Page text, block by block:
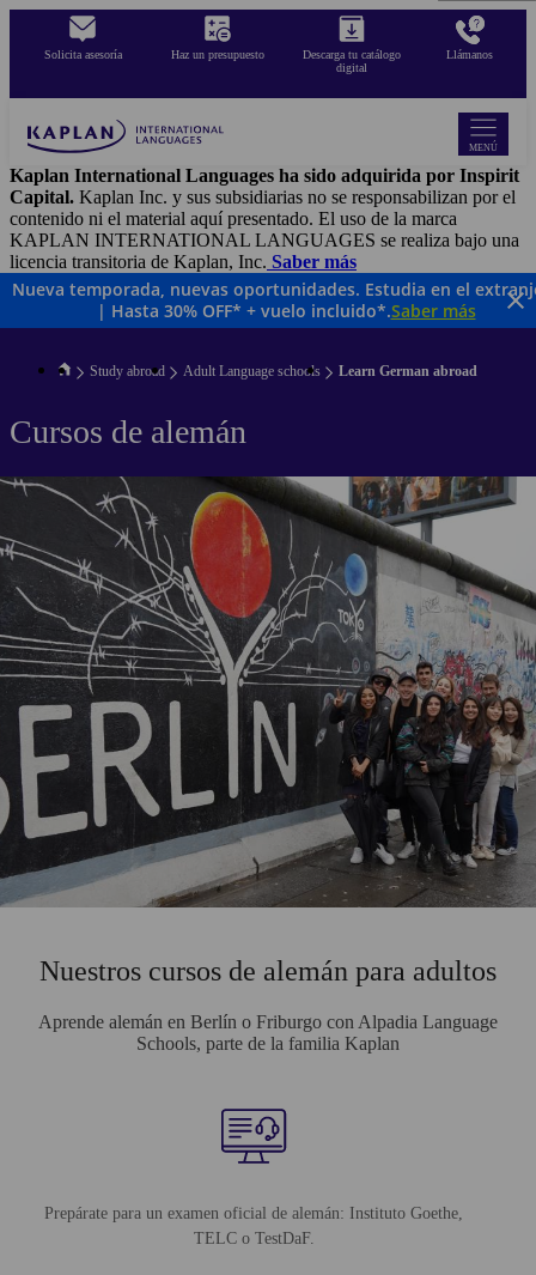
contenido
Solicita asesoría Haz un presupuesto
Descarga tu catálogo
digital
Llámanos
MENÚ
Kaplan International Languages ha sido adquirida por Inspirit
Capital. Kaplan Inc. y sus subsidiarias no se responsabilizan por el
contenido ni el material aquí presentado. El uso de la marca
KAPLAN INTERNATIONAL LANGUAGES se realiza bajo una
licencia transitoria de Kaplan, Inc. Saber más
Nueva temporada, nuevas oportunidades. Estudia en el
| Hasta 30% OFF* + vuelo incluido*.Saber más
Study abroad Adult Language schools Learn German abroad
Cursos de alemán
Nuestros cursos de alemán para adultos
Aprende alemán en Berlín o Friburgo con Alpadia Language
Schools, parte de la familia Kaplan
Prepárate para un examen oficial de alemán: Instituto Goethe,
TELC o TestDaF.